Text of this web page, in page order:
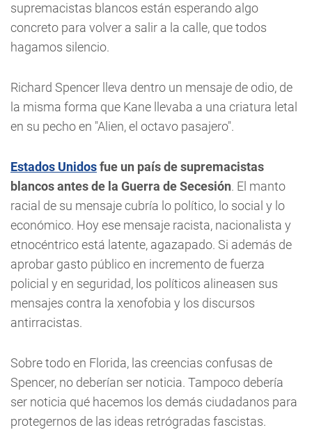
supremacistas blancos están esperando algo
concreto para volver a salir a la calle, que todos
hagamos silencio.
Richard Spencer lleva dentro un mensaje de odio, de
la misma forma que Kane llevaba a una criatura letal
en su pecho en "Alien, el octavo pasajero".
Estados Unidosfue un país de supremacistas
blancos antes de la Guerra de Secesión. El manto
racial de su mensaje cubría lo político, lo social y lo
económico. Hoy ese mensaje racista, nacionalista y
etnocéntrico está latente, agazapado. Si además de
aprobar gasto público en incremento de fuerza
policial y en seguridad, los políticos alineasen sus
mensajes contra la xenofobia y los discursos
antirracistas.
Sobre todo en Florida, las creencias confusas de
Spencer, no deberían ser noticia. Tampoco debería
ser noticia qué hacemos los demás ciudadanos para
protegernos de las ideas retrógradas fascistas.